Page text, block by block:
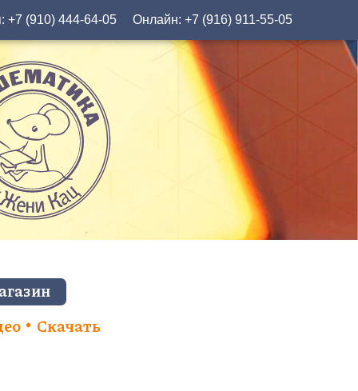
+7 (910) 444-64-05 Онлайн:+7 (916) 911-55-05
Скачать